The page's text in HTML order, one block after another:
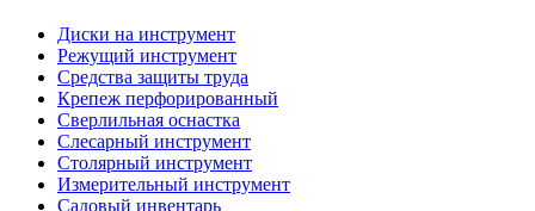
Диски на инструмент
Режущий инструмент
Средства защиты труда
Крепеж перфорированный
Сверлильная оснастка
Слесарный инструмент
Столярный инструмент
Измерительный инструмент
Садовый инвентарь